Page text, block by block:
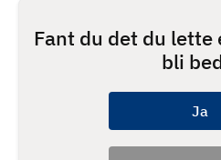
Fant du det du lette
bli